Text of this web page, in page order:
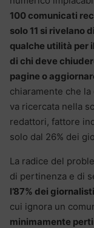
100 comunicati
solo 11 si rivelano
qualche utilità per
di chi deve
pagine o
chiaramente che
va ricercata nella
redattori, fattore
solo dal 26% dei
La radice del
di pertinenza e di
l’87% dei
cui ignora un
minimamente